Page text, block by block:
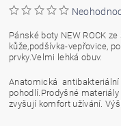
Pánské boty NEW ROCK
kůže,podšívka-vepřovice,
prvky.Velmi lehká obuv.
Anatomická
pohodlí.Prodyšné
zvyšují komfort užívání.